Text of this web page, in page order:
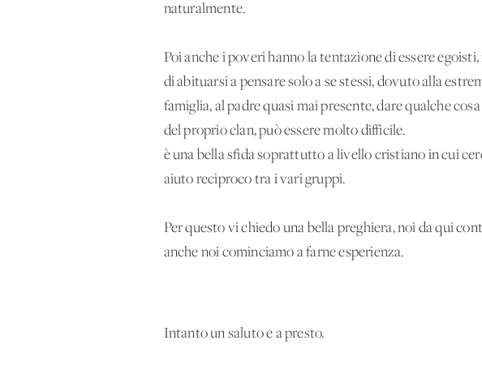
naturalmente.
Poi anche i poveri hanno la tentazione di essere
di abituarsi a pensare solo a se stessi, dovuto alla
famiglia, al padre quasi mai presente, dare qualche
del proprio clan, può essere molto difficile.
è una bella sfida soprattutto a livello cristiano in cui
aiuto reciproco tra i vari gruppi.
Per questo vi chiedo una bella preghiera, noi da qui
anche noi cominciamo a farne esperienza.
Intanto un saluto e a presto.